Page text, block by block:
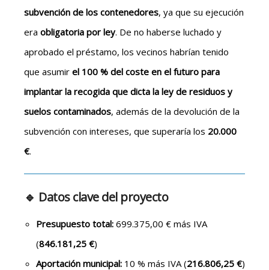
subvención de los contenedores, ya que su ejecución
era obligatoria por ley. De no haberse luchado y
aprobado el préstamo, los vecinos habrían tenido
que asumir el 100 % del coste en el futuro para
implantar la recogida que dicta la ley de residuos y
suelos contaminados, además de la devolución de la
subvención con intereses, que superaría los 20.000
€.
🔹 Datos clave del proyecto
Presupuesto total: 699.375,00 € más IVA
(846.181,25 €)
Aportación municipal: 10 % más IVA (216.806,25 €)